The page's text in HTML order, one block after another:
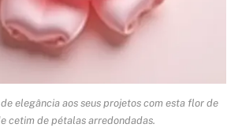
elegância aos seus projetos com esta flor de
cetim de pétalas arredondadas.